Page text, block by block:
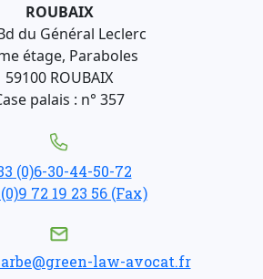
ROUBAIX
du Général Leclerc
étage, Paraboles
59100 ROUBAIX
palais : n° 357
(0)6-30-44-50-72
72 19 23 56 (Fax)
law-avocat.fr